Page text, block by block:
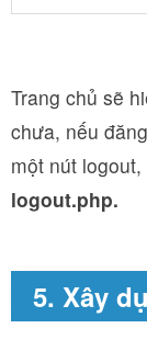
Trang chủ sẽ
chưa, nếu
một nút
logout.php.
5. Xây